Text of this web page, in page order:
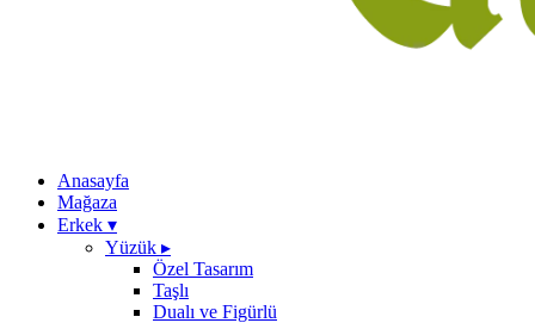
Anasayfa
Mağaza
Erkek ▾
Yüzük ▸
Özel Tasarım
Taşlı
Dualı ve Figürlü